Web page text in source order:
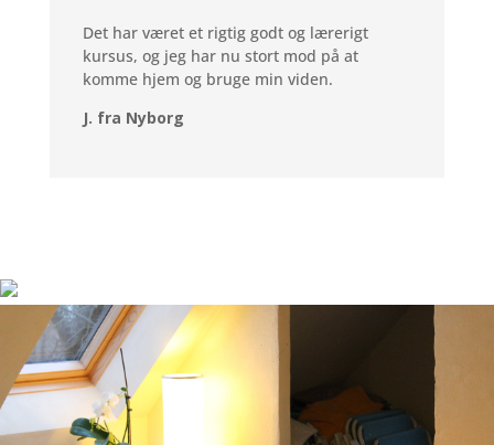
Det har været et rigtig godt og lærerigt
kursus, og jeg har nu stort mod på at
komme hjem og bruge min viden.
J. fra Nyborg